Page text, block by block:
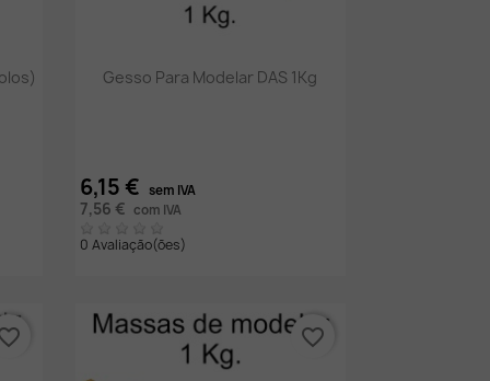
Vista rápida
Gesso Para Modelar DAS 1Kg
6,15 € sem IVA
7,56 € com IVA
0 Avaliação(ões)
favorite_border